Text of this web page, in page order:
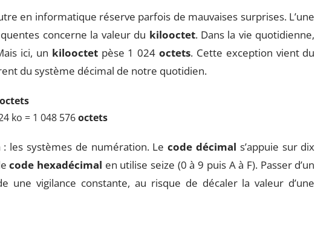
en informatique réserve parfois de mauvaises surprises. L’une
concerne la valeur du kilooctet. Dans la vie quotidienne,
ici, un kilooctetpèse 1 024octets. Cette exception vient du
du système décimal de notre quotidien.
octets
ko = 1 048 576octets
les systèmes de numération. Lecode décimal s’appuie sur dix
code hexadécimal en utilise seize (0 à 9 puis A à F). Passer d’un
une vigilance constante, au risque de décaler la valeur d’une